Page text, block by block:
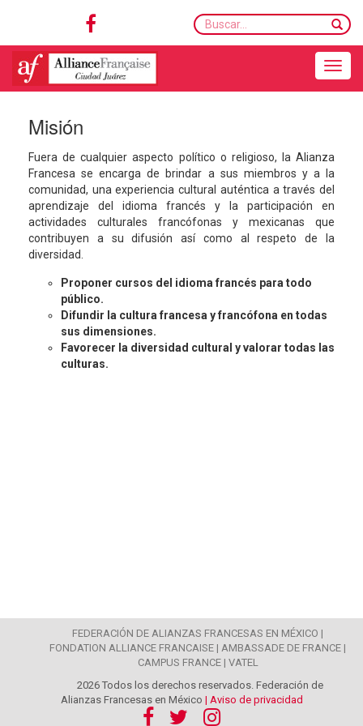
Buscar...
Misión
Fuera de cualquier aspecto político o religioso, la Alianza
Francesa se encarga de brindar a sus miembros y a la
comunidad, una experiencia cultural auténtica a través del
aprendizaje del idioma francés y la participación en
actividades culturales francófonas y mexicanas que
contribuyen a su difusión así como al respeto de la
diversidad.
Proponer cursos del idioma francés para todo
público.
Difundir la cultura francesa y francófona en todas
sus dimensiones.
Favorecer la diversidad cultural y valorar todas las
culturas.
FEDERACIÓN DE ALIANZAS FRANCESAS EN MÉXICO |
FONDATION ALLIANCE FRANCAISE | AMBASSADE DE FRANCE |
CAMPUS FRANCE | VATEL
2026 Todos los derechos reservados. Federación de
Alianzas Francesas en México | Aviso de privacidad